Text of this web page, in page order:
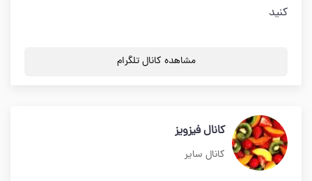
كنيد
مشاهده کانال تلگرام
کانال فیزویز
کانال سایر